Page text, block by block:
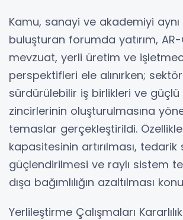
Kamu, sanayi ve akademiyi
buluşturan forumda yatırım, AR-
mevzuat, yerli üretim ve
perspektifleri ele alınırken;
sürdürülebilir iş birlikleri ve
zincirlerinin oluşturulmasına
temaslar gerçekleştirildi.
kapasitesinin artırılması, tedarik
güçlendirilmesi ve raylı sistem
dışa bağımlılığın azaltılması
Yerlileştirme Çalışmaları